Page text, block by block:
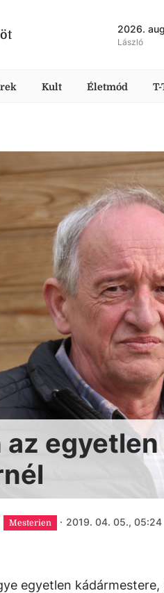
2026.
László
Kult Életmód T-
Mesterien · 2019. 04. 05., 05:24
egyetlen